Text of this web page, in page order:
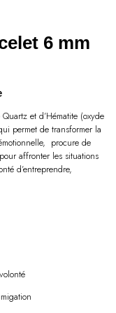
6 mm
et d’Hématite (oxyde
permet de transformer la
procure de
affronter les situations
d’entreprendre,